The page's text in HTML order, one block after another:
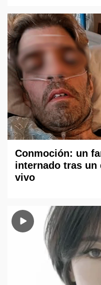
Conmoción: un
internado tras un
vivo